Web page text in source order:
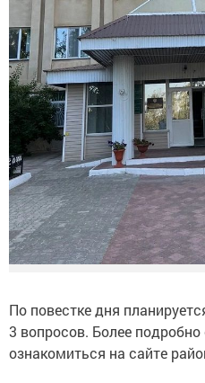
По повестке дня
3 вопросов. Более
ознакомиться на сайте